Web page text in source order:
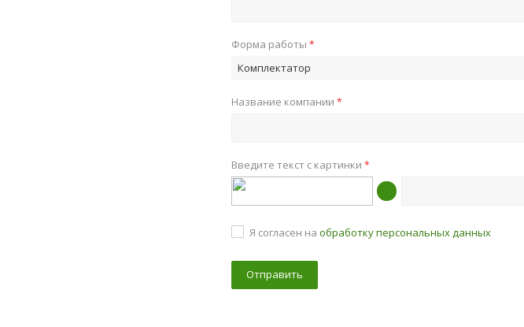
Форма работы *
Комплектатор
Название компании *
Введите текст с картинки *
Я согласен на обработку персональных данных